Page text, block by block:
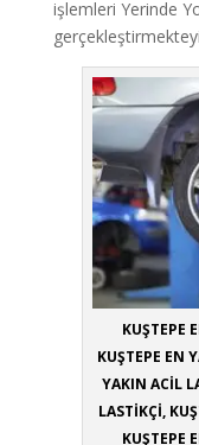
işlemleri Yerinde
KUŞTEPE
KUŞTEPE EN
YAKIN ACİL
LASTİKÇİ,
KUŞTEPE